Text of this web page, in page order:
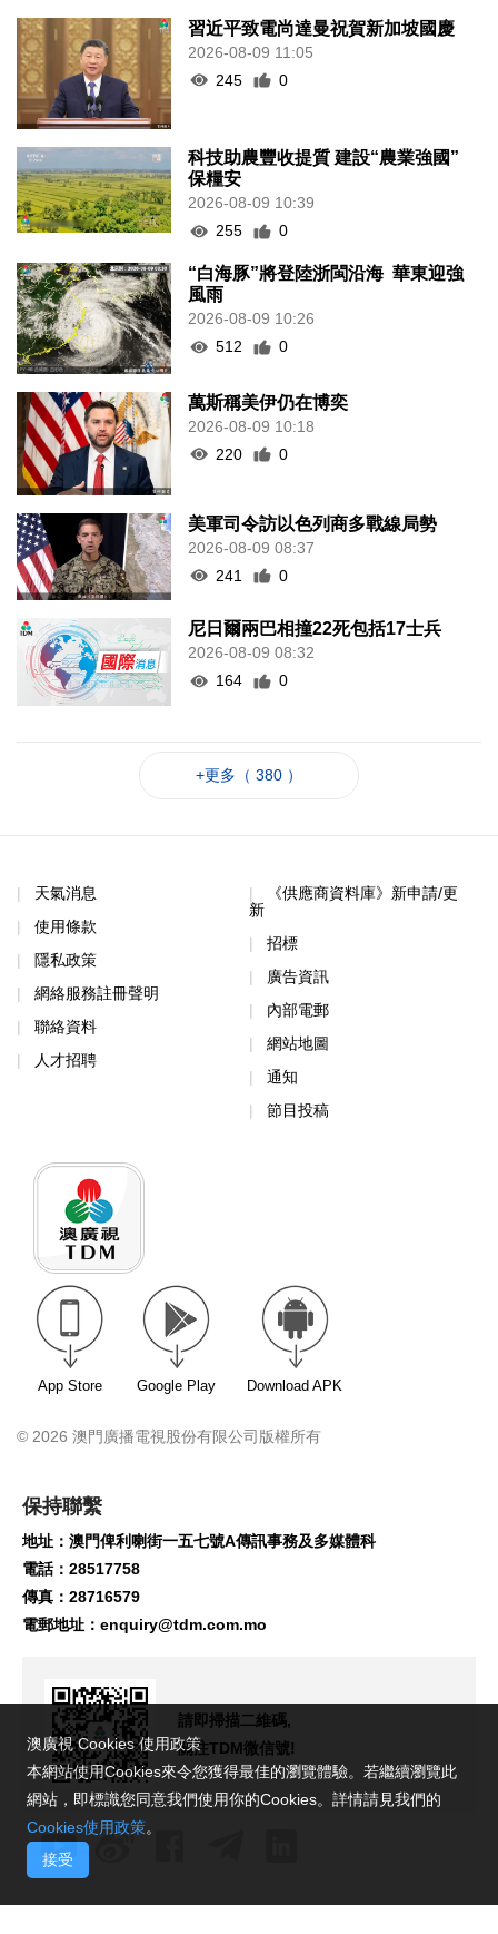
習近平致電尚達曼祝賀新加坡國慶
2026-08-09 11:05
245
0
科技助農豐收提質 建設“農業強國”
保糧安
2026-08-09 10:39
255
0
“白海豚”將登陸浙閩沿海 華東迎強
風雨
2026-08-09 10:26
512
0
萬斯稱美伊仍在博奕
2026-08-09 10:18
220
0
美軍司令訪以色列商多戰線局勢
2026-08-09 08:37
241
0
尼日爾兩巴相撞22死包括17士兵
2026-08-09 08:32
164
0
+更多（ 380 ）
天氣消息
使用條款
隱私政策
網絡服務註冊聲明
聯絡資料
人才招聘
《供應商資料庫》新申請/更
新
招標
廣告資訊
內部電郵
網站地圖
通知
節目投稿
App Store Google Play Download APK
© 2026 澳門廣播電視股份有限公司版權所有
保持聯繫
地址：澳門俾利喇街一五七號A傳訊事務及多媒體科
電話：28517758
傳真：28716579
電郵地址： enquiry@tdm.com.mo
請即掃描二維碼,
關注TDM微信號!
澳廣視 Cookies 使用政策
本網站使用Cookies來令您獲得最佳的瀏覽體驗。若繼續瀏覽此
網站，即標識您同意我們使用你的Cookies。詳情請見我們的
Cookies使用政策。
接受